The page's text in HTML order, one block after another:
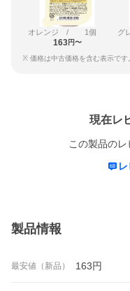
オレンジ / 1個
163円〜
グ
※ 価格は中古価格を含む表示です
現在レ
この製品の
製品情報
最安値（新品） 163円